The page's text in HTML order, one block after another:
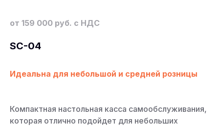
от 159 000 руб. с НДС
SC-04
Идеальна для небольшой и средней розницы
Компактная настольная касса самообслуживания,
которая отлично подойдет для небольших